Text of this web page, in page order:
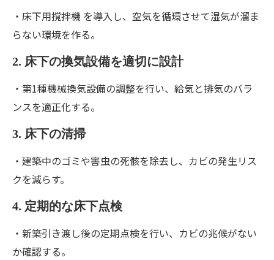
・床下用撹拌機 を導入し、空気を循環させて湿気が溜ま
らない環境を作る。
2. 床下の換気設備を適切に設計
・第1種機械換気設備の調整を行い、給気と排気のバラ
ンスを適正化する。
3. 床下の清掃
・建築中のゴミや害虫の死骸を除去し、カビの発生リス
クを減らす。
4. 定期的な床下点検
・新築引き渡し後の定期点検を行い、カビの兆候がない
か確認する。